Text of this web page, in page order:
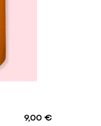
9,00 €